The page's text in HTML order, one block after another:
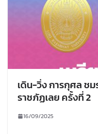
เดิน-วิ่ง การกุศล ช
ราชภัฏเลย ครั้งที่ 2
16/09/2025